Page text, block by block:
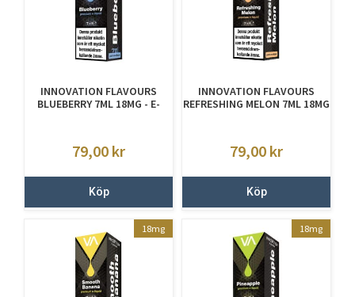
INNOVATION FLAVOURS
BLUEBERRY 7ML 18MG - E-
79,00 kr
Köp
INNOVATION FLAVOURS
REFRESHING MELON 7ML 18MG
79,00 kr
Köp
18mg 18mg